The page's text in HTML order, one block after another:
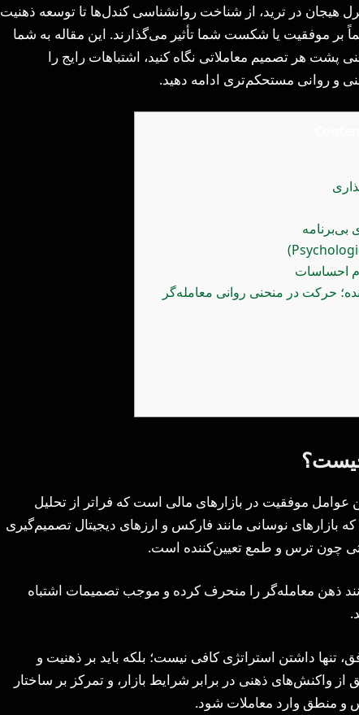
هیجان در ترید، از شناخت روانشناسی کندل‌ها تا توسعه ذهنیت
بر موفقیت یا شکست شما تأثیر می‌گذارند. این مقاله به شما
پشت هر تصمیم معاملاتی نگاه کنید، اشتباهات رایج را
و روانی مستحکم‌تری ادامه دهید.
احساسات
حرکت در منحنی روانی معامله‌گر
موفقیت در بازارهای مالی است که فراتر از تحلیل
بازارهای نوسانی مانند فارکس و ارزهای دیجیتال تصمیم‌گیری
چون ترس و طمع تعیین‌کننده است.
ذهن معامله‌گر را منحرف کرده و موجب تصمیمات اشتباه
داشتن استراتژی کافی نیست؛ بلکه باید بر ذهنیت و
واکنش‌های ذهنی در برابر شرایط بازار، و تمرکز بر ساختار
و منطق وارد معاملات شود.